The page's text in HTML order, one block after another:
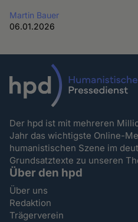
Martin Bauer
06.01.2026
Der hpd ist mit mehreren
Jahr das wichtigste Online-
humanistischen Szene im
Grundsatztexte zu unseren
Über den hpd
Über uns
Redaktion
Trägerverein